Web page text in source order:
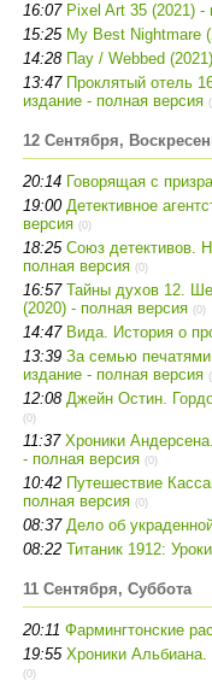
16:07 Pixel Art 35 (2021) -
15:25 My Best Nightmare
14:28 Пау / Webbed
13:47 Проклятый отель
издание - полная версия
12 Сентября,
20:14 Говорящая с
19:00 Детективное
версия (0)
18:25 Союз детективов.
полная версия (0)
16:57 Тайны духов 12.
(2020) - полная версия (0)
14:47 Вида. История о
13:39 За семью
издание - полная версия
12:08 Джейн Остин.
(0)
11:37 Хроники
- полная версия (0)
10:42 Путешествие
полная версия (0)
08:37 Дело об
08:22 Титаник 1912:
11 Сентября, Суббота
20:11 Фармингтонские
19:55 Хроники Альбиана.
(0)